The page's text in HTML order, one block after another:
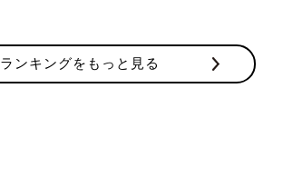
ランキングをもっと見る